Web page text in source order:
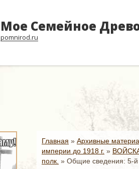
Мое Семейное
pomnirod.ru
Главная » Архивные
империи до 1918 г. »
полк. » Общие сведения: 5-й